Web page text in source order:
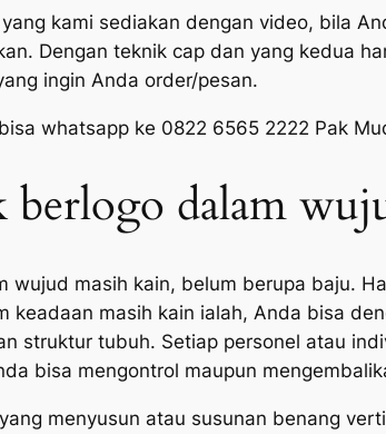
kami sediakan dengan video, bila
Dengan teknik cap dan yang kedua
ingin Anda order/pesan.
whatsapp ke 0822 6565 2222 Pak
berlogo dalam
wujud masih kain, belum berupa baju.
keadaan masih kain ialah, Anda bisa
struktur tubuh. Setiap personel atau
bisa mengontrol maupun
menyusun atau susunan benang